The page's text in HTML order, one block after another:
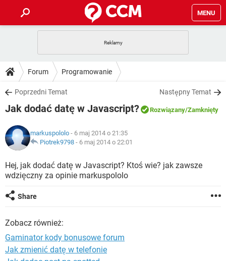
MENU
GRY WHATSAPP
SPOTIFY
INSTAGRAM FACEBOOK
WINDOWS 10
PORADY
PlayStation
INSTAGRAM FACEBOOK
WINDOWS 10
DO POBRANIA
ANDROID TIKTOK
GRY
IOS NETFLIX
INSTAGRAM FACEBOOK
WINDOWS 10
COVID-19 TIKTOK
GRY
SPOTIFY NETFLIX
ARTYKUŁY
COVID-19 TIKTOK
GRY WHATSAPP
SPOTIFY
Forum Programowanie
Poprzedni Temat Następny Temat
Jak dodać datę w Javascript? Rozwiązany/Zamknięty
markuspololo - 6 maj 2014 o 21:35
Piotrek9798 - 6 maj 2014 o 22:01
Hej, jak dodać datę w Javascript? Ktoś wie? jak zawsze
wdzięczny za opinie markuspololo
Share
Zobacz również:
Gaminator kody bonusowe forum
Jak zmienić datę w telefonie